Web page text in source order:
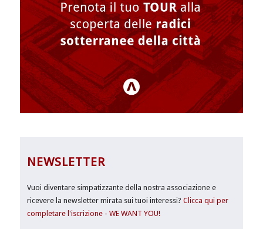
NEWSLETTER
Vuoi diventare simpatizzante della nostra associazione e
ricevere la newsletter mirata sui tuoi interessi?Clicca qui per
completare l'iscrizione - WE WANT YOU!